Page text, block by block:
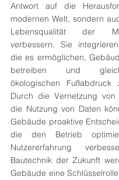
Antwort auf die
modernen Welt, sondern
Lebensqualität der
verbessern. Sie
die es ermöglichen,
betreiben und
ökologischen Fußabdruck
Durch die Vernetzung von
die Nutzung von Daten
Gebäude proaktive
die den Betrieb
Nutzererfahrung
Bautechnik der Zukunft
Gebäude eine